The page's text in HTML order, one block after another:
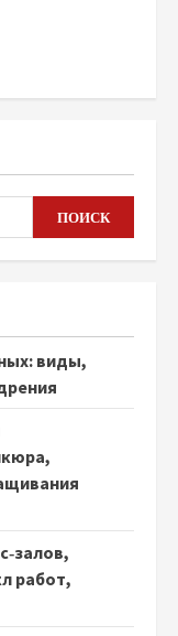
ПОИСК
виды,
работ,